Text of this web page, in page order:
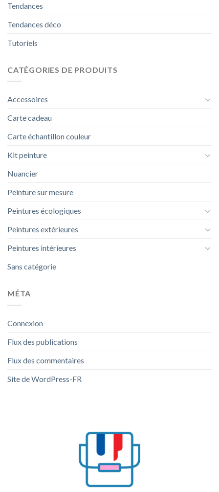
Tendances
Tendances déco
Tutoriels
CATÉGORIES DE PRODUITS
Accessoires
Carte cadeau
Carte échantillon couleur
Kit peinture
Nuancier
Peinture sur mesure
Peintures écologiques
Peintures extérieures
Peintures intérieures
Sans catégorie
MÉTA
Connexion
Flux des publications
Flux des commentaires
Site de WordPress-FR